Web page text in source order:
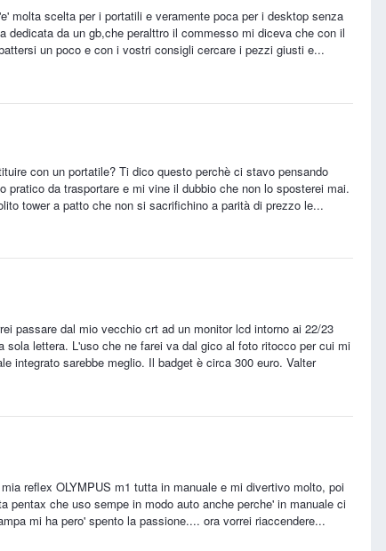
molta scelta per i portatili e veramente poca per i desktop senza
dedicata da un gb,che peralttro il commesso mi diceva che con il
un poco e con i vostri consigli cercare i pezzi giusti e...
con un portatile? Ti dico questo perchè ci stavo pensando
pratico da trasportare e mi vine il dubbio che non lo sposterei mai.
tower a patto che non si sacrifichino a parità di prezzo le...
passare dal mio vecchio crt ad un monitor lcd intorno ai 22/23
lettera. L'uso che ne farei va dal gico al foto ritocco per cui mi
integrato sarebbe meglio. Il badget è circa 300 euro. Valter
reflex OLYMPUS m1 tutta in manuale e mi divertivo molto, poi
pentax che uso sempe in modo auto anche perche' in manuale ci
mi ha pero' spento la passione.... ora vorrei riaccendere...